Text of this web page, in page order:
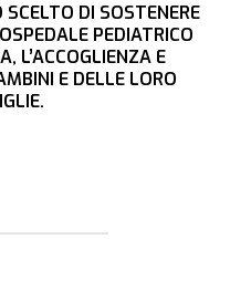
DI SOSTENERE
PEDIATRICO
L’ACCOGLIENZA E
E DELLE LORO